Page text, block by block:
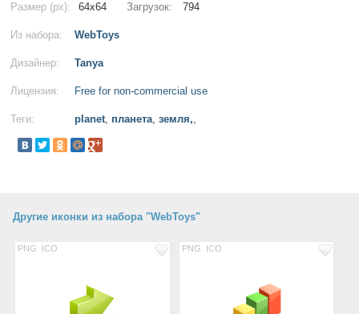
Размер (px): 64x64 Загрузок: 794
Из набора: WebToys
Дизайнер: Tanya
Лицензия: Free for non-commercial use
Теги: planet, планета, земля,,
Другие иконки из набора "WebToys"
PNG ICO PNG ICO